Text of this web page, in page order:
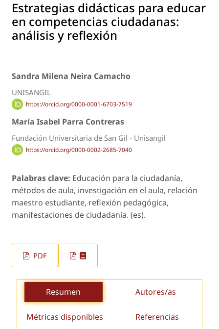
Estrategias didácticas para educar
en competencias ciudadanas:
análisis y reflexión
Sandra Milena Neira Camacho
UNISANGIL
https://orcid.org/0000-0001-6703-7519
María Isabel Parra Contreras
Fundación Universitaria de San Gil - Unisangil
https://orcid.org/0000-0002-2685-7040
Palabras clave: Educación para la ciudadanía,
métodos de aula, investigación en el aula, relación
maestro estudiante, reflexión pedagógica,
manifestaciones de ciudadanía. (es).
PDF
Resumen Autores/as
Métricas disponibles Referencias